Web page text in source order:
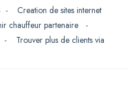
- Creation de sites internet
chauffeur partenaire
-
- Trouver plus de clients via